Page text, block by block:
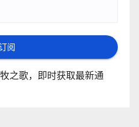
阅
之歌，即时获取最新通